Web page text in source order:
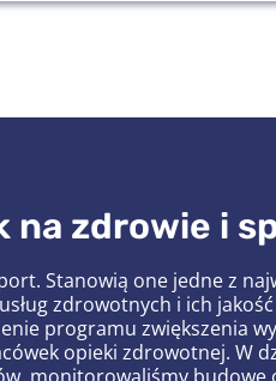
na zdrowie i
Stanowią one jedne z
zdrowotnych i ich
programu zwiększenia
opieki zdrowotnej. W